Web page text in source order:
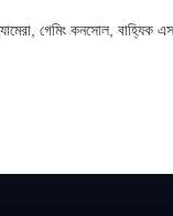
গেমিং কনসোল, বাহ্যিক